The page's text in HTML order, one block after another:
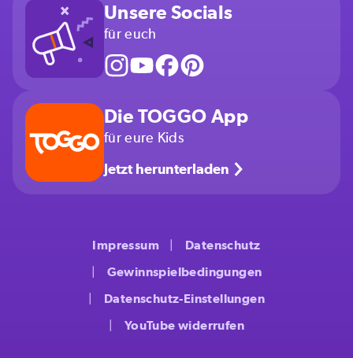
Unsere Socials
für euch
Die TOGGO App
für eure Kids
Jetzt herunterladen
Impressum
Datenschutz
Gewinnspielbedingungen
Datenschutz-Einstellungen
YouTube widerrufen